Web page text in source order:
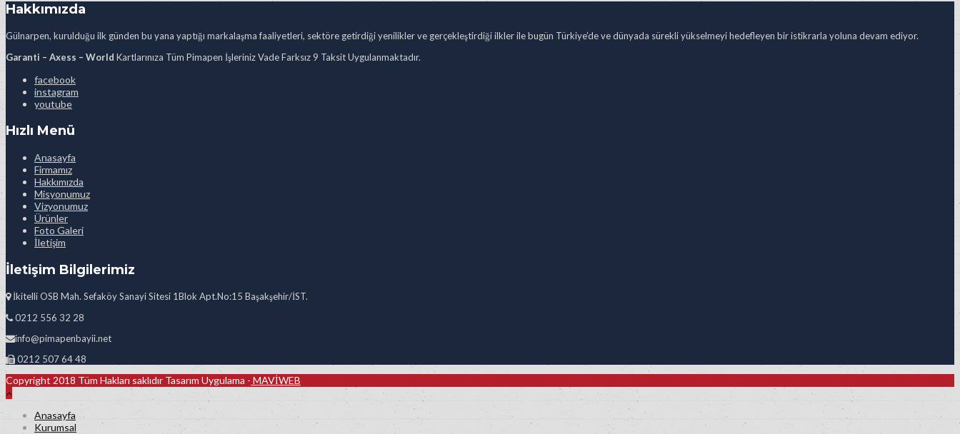
Hakkımızda
Gülnarpen, kurulduğu ilk günden bu yana yaptığı markalaşma faaliyetleri, sektöre getirdiği yenilikler ve gerçekleştirdiği ilkler ile bugün Türkiye’de ve dünyada sürekli yükselmeyi hedefleyen bir istikrarla yoluna devam ediyor.
Garanti – Axess – World Kartlarınıza Tüm Pimapen İşleriniz Vade Farksız 9 Taksit Uygulanmaktadır.
facebook
instagram
youtube
Hızlı Menü
Anasayfa
Firmamız
Hakkımızda
Misyonumuz
Vizyonumuz
Ürünler
Foto Galeri
İletişim
İletişim Bilgilerimiz
İkitelli OSB Mah. Sefaköy Sanayi Sitesi 1Blok Apt.No:15 Başakşehir/İST.
0212 556 32 28
info@pimapenbayii.net
0212 507 64 48
Copyright 2018 Tüm Hakları saklıdır Tasarım Uygulama - MAVİWEB
Anasayfa
Kurumsal